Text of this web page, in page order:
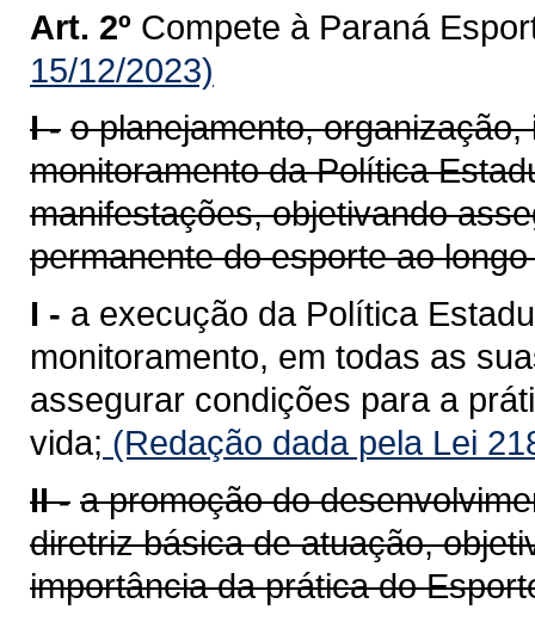
Art. 2º Compete à Paraná
15/12/2023)
I - o planejamento,
monitoramento da Política
manifestações, objetivando
permanente do esporte ao
I - a execução da Política
monitoramento, em todas as
assegurar condições para a
vida; (Redação dada pela Lei
II - a promoção do
diretriz básica de atuação,
importância da prática do